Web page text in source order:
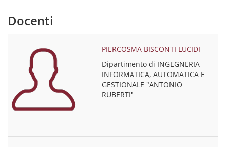
Docenti
PIERCOSMA BISCONTI LUCIDI
Dipartimento di INGEGNERIA
INFORMATICA, AUTOMATICA E
GESTIONALE "ANTONIO
RUBERTI"